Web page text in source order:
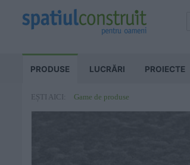
PRODUSE LUCRĂRI PROIECTE
EȘTI AICI: Game de produse